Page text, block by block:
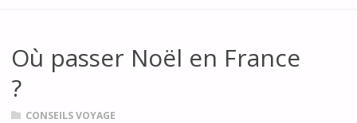
Où passer Noël en France
?
CONSEILS VOYAGE